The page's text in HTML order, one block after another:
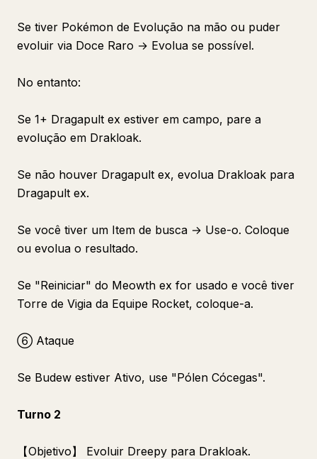
Se tiver Pokémon de Evolução na mão ou puder
evoluir via Doce Raro → Evolua se possível.
No entanto:
Se 1+ Dragapult ex estiver em campo, pare a
evolução em Drakloak.
Se não houver Dragapult ex, evolua Drakloak para
Dragapult ex.
Se você tiver um Item de busca → Use-o. Coloque
ou evolua o resultado.
Se "Reiniciar" do Meowth ex for usado e você tiver
Torre de Vigia da Equipe Rocket, coloque-a.
⑥ Ataque
Se Budew estiver Ativo, use "Pólen Cócegas".
Turno 2
【Objetivo】 Evoluir Dreepy para Drakloak.